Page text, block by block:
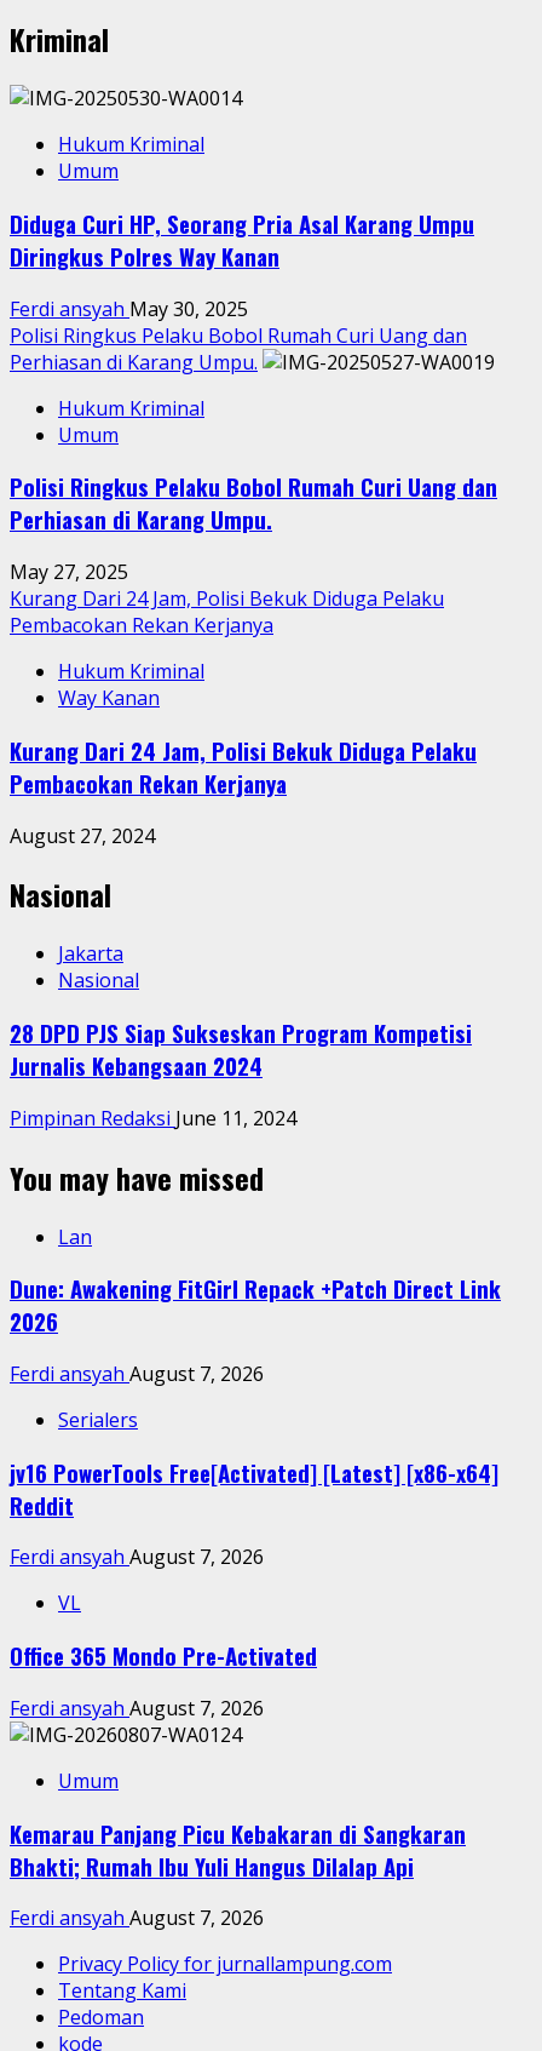
Kriminal
Hukum Kriminal
Umum
Diduga Curi HP, Seorang Pria Asal Karang Umpu
Diringkus Polres Way Kanan
Ferdi ansyah May 30, 2025
Polisi Ringkus Pelaku Bobol Rumah Curi Uang dan
Perhiasan di Karang Umpu.
Hukum Kriminal
Umum
Polisi Ringkus Pelaku Bobol Rumah Curi Uang dan
Perhiasan di Karang Umpu.
May 27, 2025
Kurang Dari 24 Jam, Polisi Bekuk Diduga Pelaku
Pembacokan Rekan Kerjanya
Hukum Kriminal
Way Kanan
Kurang Dari 24 Jam, Polisi Bekuk Diduga Pelaku
Pembacokan Rekan Kerjanya
August 27, 2024
Nasional
Jakarta
Nasional
28 DPD PJS Siap Sukseskan Program Kompetisi
Jurnalis Kebangsaan 2024
Pimpinan Redaksi June 11, 2024
You may have missed
Lan
Dune: Awakening FitGirl Repack +Patch Direct Link
2026
Ferdi ansyah August 7, 2026
Serialers
jv16 PowerTools Free[Activated] [Latest] [x86-x64]
Reddit
Ferdi ansyah August 7, 2026
VL
Office 365 Mondo Pre-Activated
Ferdi ansyah August 7, 2026
Umum
Kemarau Panjang Picu Kebakaran di Sangkaran
Bhakti; Rumah Ibu Yuli Hangus Dilalap Api
Ferdi ansyah August 7, 2026
Privacy Policy for jurnallampung.com
Tentang Kami
Pedoman
kode